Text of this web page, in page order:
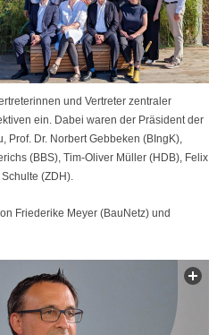
und Vertreter zentraler
ein. Dabei waren der Präsident der
Prof. Dr. Norbert Gebbeken (BIngK),
(BBS), Tim-Oliver Müller (HDB), Felix
(ZDH).
Friederike Meyer (BauNetz) und